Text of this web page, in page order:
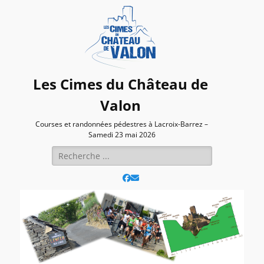
Les Cimes du Château de
Valon
Courses et randonnées pédestres à Lacroix-Barrez –
Samedi 23 mai 2026
Rechercher :
Facebook
E-